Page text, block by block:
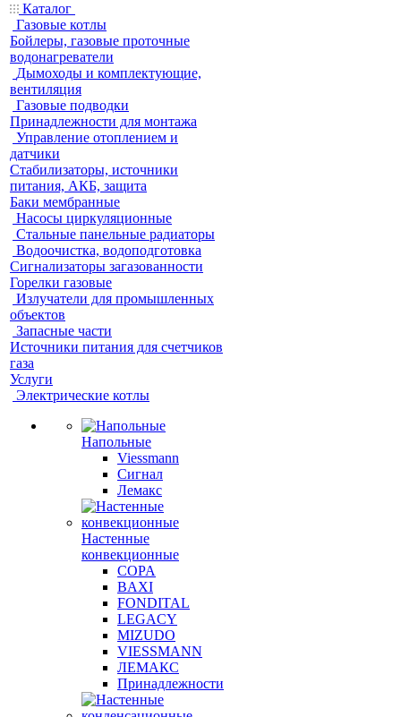
Каталог
Газовые котлы
Бойлеры, газовые проточные
водонагреватели
Дымоходы и комплектующие,
вентиляция
Газовые подводки
Принадлежности для монтажа
Управление отоплением и
датчики
Стабилизаторы, источники
питания, АКБ, защита
Баки мембранные
Насосы циркуляционные
Стальные панельные радиаторы
Водоочистка, водоподготовка
Сигнализаторы загазованности
Горелки газовые
Излучатели для промышленных
объектов
Запасные части
Источники питания для счетчиков
газа
Услуги
Электрические котлы
Напольные
Viessmann
Сигнал
Лемакс
Настенные
конвекционные
COPA
BAXI
FONDITAL
LEGACY
MIZUDO
VIESSMANN
ЛЕМАКС
Принадлежности